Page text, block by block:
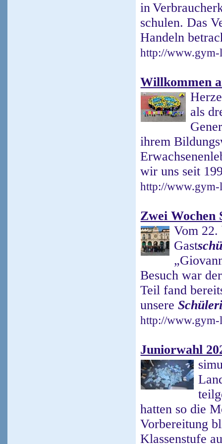
in
schulen. Das
Handeln
http://www.gym-
Willkommen
als
ihrem
wir uns seit
http://www.gym-
Zwei Wochen
Vom
Gast
Besuch war
Teil fand
unsere
http://www.gym-
Juniorwahl
hatten so die
Vorbereitung
Klassenstufe